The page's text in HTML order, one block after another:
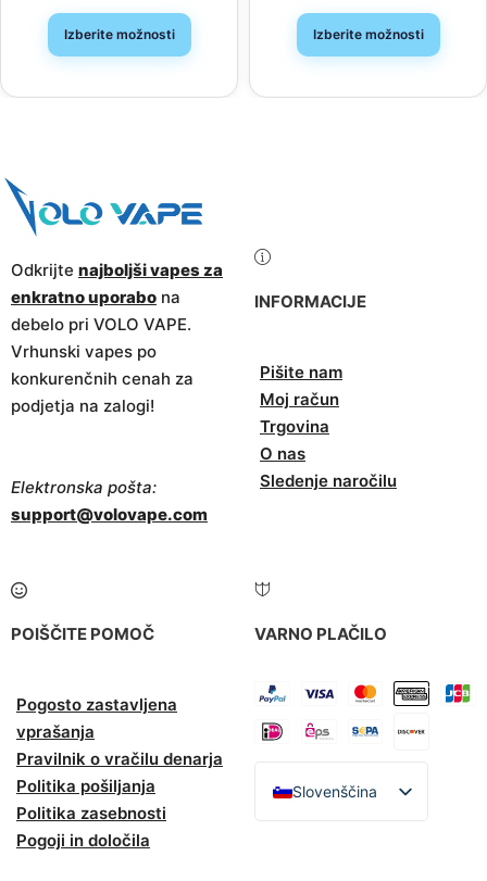
Izberite možnosti Izberite možnosti
Odkrijte najboljši vapes za
enkratno uporabo na
debelo pri VOLO VAPE.
Vrhunski vapes po
konkurenčnih cenah za
podjetja na zalogi!
Elektronska pošta:
support@volovape.com
INFORMACIJE
Pišite nam
Moj račun
Trgovina
O nas
Sledenje naročilu
POIŠČITE POMOČ
Pogosto zastavljena
vprašanja
Pravilnik o vračilu denarja
Politika pošiljanja
Politika zasebnosti
Pogoji in določila
VARNO PLAČILO
Slovenščina
English